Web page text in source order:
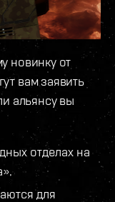
новинку от
вам заявить
альянсу вы
отделах на
для